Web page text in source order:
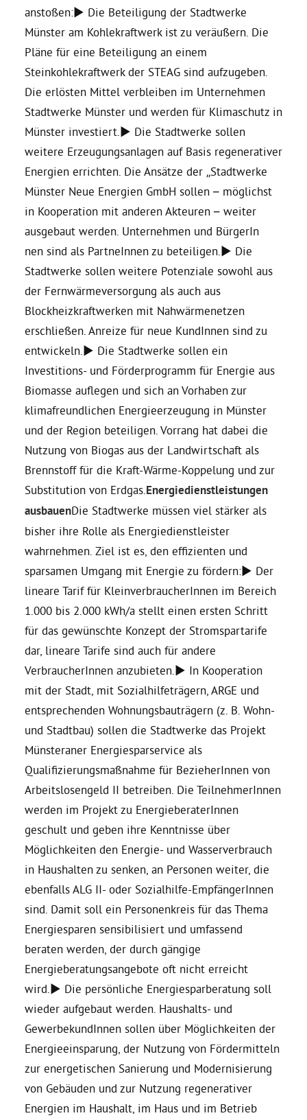
anstoßen:► Die Beteiligung der Stadtwerke
Münster am Kohlekraftwerk ist zu veräußern. Die
Pläne für eine Beteiligung an einem
Steinkohlekraftwerk der STEAG sind aufzugeben.
Die erlösten Mittel verbleiben im Unternehmen
Stadtwerke Münster und werden für Klimaschutz in
Münster investiert.► Die Stadtwerke sollen
weitere Erzeugungsanlagen auf Basis regenerativer
Energien errichten. Die Ansätze der „Stadtwerke
Münster Neue Energien GmbH sollen – möglichst
in Kooperation mit anderen Akteuren – weiter
ausgebaut werden. Unternehmen und BürgerIn
nen sind als PartneInnen zu beteiligen.► Die
Stadtwerke sollen weitere Potenziale sowohl aus
der Fernwärmeversorgung als auch aus
Blockheizkraftwerken mit Nahwärmenetzen
erschließen. Anreize für neue KundInnen sind zu
entwickeln.► Die Stadtwerke sollen ein
Investitions- und Förderprogramm für Energie aus
Biomasse auflegen und sich an Vorhaben zur
klimafreundlichen Energieerzeugung in Münster
und der Region beteiligen. Vorrang hat dabei die
Nutzung von Biogas aus der Landwirtschaft als
Brennstoff für die Kraft-Wärme-Koppelung und zur
Substitution von Erdgas. Energiedienstleistungen
ausbauenDie Stadtwerke müssen viel stärker als
bisher ihre Rolle als Energiedienstleister
wahrnehmen. Ziel ist es, den effizienten und
sparsamen Umgang mit Energie zu fördern:► Der
lineare Tarif für KleinverbraucherInnen im Bereich
1.000 bis 2.000 kWh/a stellt einen ersten Schritt
für das gewünschte Konzept der Stromspartarife
dar, lineare Tarife sind auch für andere
VerbraucherInnen anzubieten.► In Kooperation
mit der Stadt, mit Sozialhilfeträgern, ARGE und
entsprechenden Wohnungsbauträgern (z. B. Wohn-
und Stadtbau) sollen die Stadtwerke das Projekt
Münsteraner Energiesparservice als
Qualifizierungsmaßnahme für BezieherInnen von
Arbeitslosengeld II betreiben. Die TeilnehmerInnen
werden im Projekt zu EnergieberaterInnen
geschult und geben ihre Kenntnisse über
Möglichkeiten den Energie- und Wasserverbrauch
in Haushalten zu senken, an Personen weiter, die
ebenfalls ALG II- oder Sozialhilfe-EmpfängerInnen
sind. Damit soll ein Personenkreis für das Thema
Energiesparen sensibilisiert und umfassend
beraten werden, der durch gängige
Energieberatungsangebote oft nicht erreicht
wird.► Die persönliche Energiesparberatung soll
wieder aufgebaut werden. Haushalts- und
GewerbekundInnen sollen über Möglichkeiten der
Energieeinsparung, der Nutzung von Fördermitteln
zur energetischen Sanierung und Modernisierung
von Gebäuden und zur Nutzung regenerativer
Energien im Haushalt, im Haus und im Betrieb